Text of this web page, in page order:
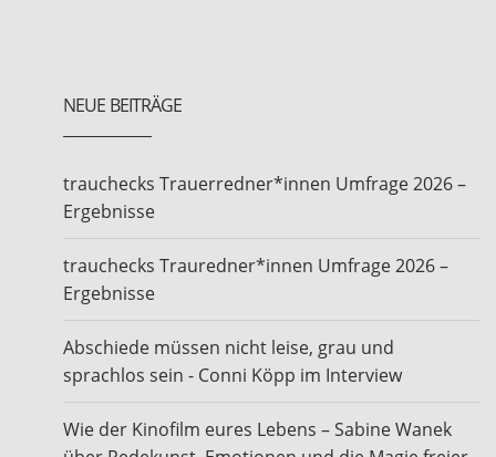
NEUE BEITRÄGE
trauchecks Trauerredner*innen Umfrage 2026 –
Ergebnisse
trauchecks Trauredner*innen Umfrage 2026 –
Ergebnisse
Abschiede müssen nicht leise, grau und
sprachlos sein - Conni Köpp im Interview
Wie der Kinofilm eures Lebens – Sabine Wanek